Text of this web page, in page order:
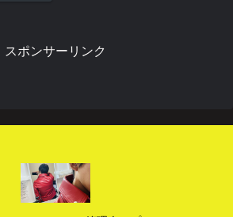
スポンサーリンク